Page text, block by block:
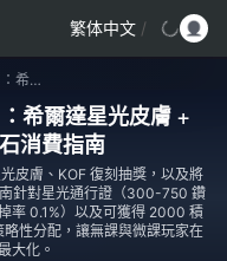
繁体中文 /
Mobile Legends 2026 年 2 月：希爾達星光皮膚 + KOF 聯動最划算鑽石消費指南
希爾達星光皮膚 +
消費指南
皮膚、KOF 復刻抽獎，以及將
針對星光通行證（300-750 鑽
率 0.1%）以及可獲得 2000 積
性分配，讓無課與微課玩家在
大化。